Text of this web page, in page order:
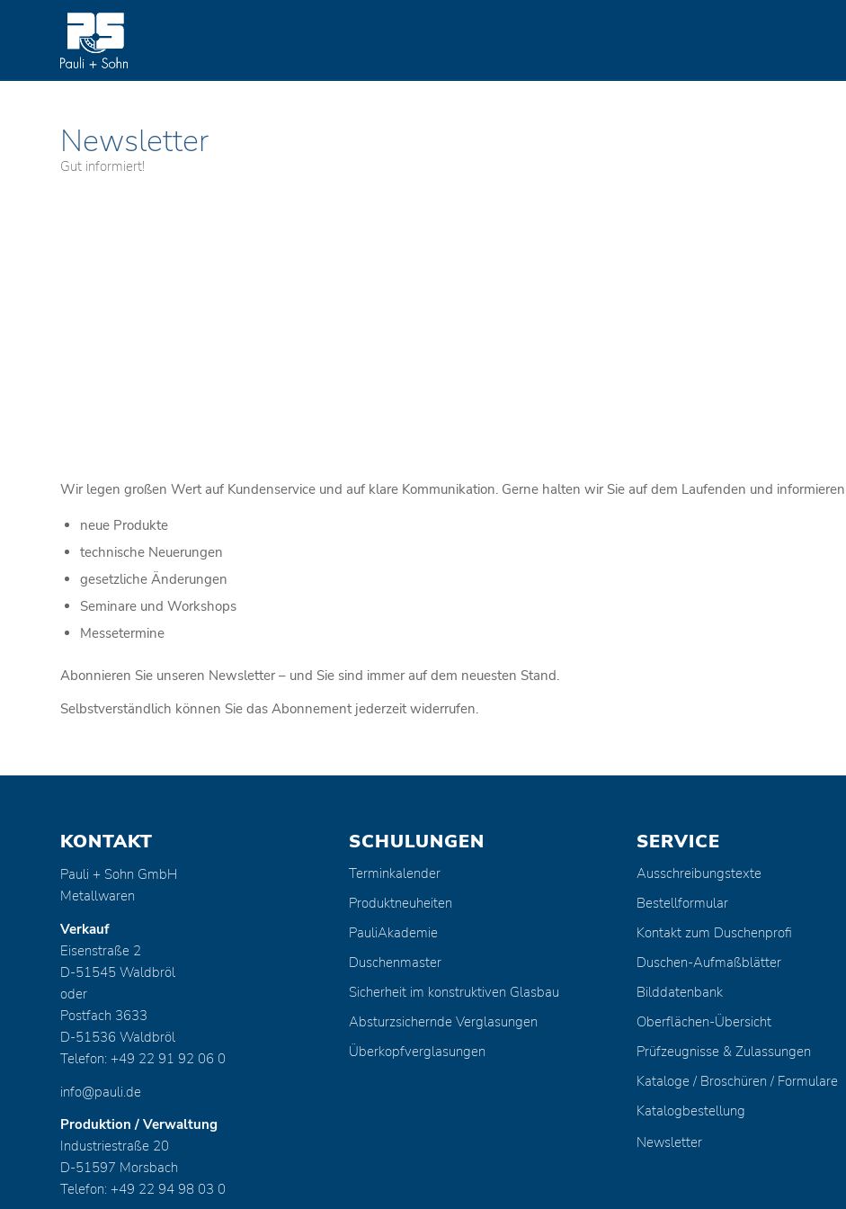
Newsletter
Gut informiert!
Wir legen großen Wert auf Kundenservice und auf klare Kommunikation. Gerne halten wir Sie auf dem Laufenden und
neue Produkte
technische Neuerungen
gesetzliche Änderungen
Seminare und Workshops
Messetermine
Abonnieren Sie unseren Newsletter – und Sie sind immer auf dem neuesten Stand.
Selbstverständlich können Sie das Abonnement jederzeit widerrufen.
KONTAKT
Pauli + Sohn GmbH
Metallwaren
Verkauf
Eisenstraße 2
D-51545 Waldbröl
oder
Postfach 3633
D-51536 Waldbröl
Telefon: +49 22 91 92 06 0
info@pauli.de
Produktion / Verwaltung
Industriestraße 20
D-51597 Morsbach
Telefon: +49 22 94 98 03 0
SCHULUNGEN
Terminkalender
Produktneuheiten
PauliAkademie
Duschenmaster
Sicherheit im konstruktiven Glasbau
Absturzsichernde Verglasungen
Überkopfverglasungen
SERVICE
Ausschreibungstexte
Bestellformular
Kontakt zum Duschenprofi
Duschen-Aufmaßblätter
Bilddatenbank
Oberflächen-Übersicht
Prüfzeugnisse & Zulassungen
Kataloge / Broschüren / Formulare
Katalogbestellung
Newsletter